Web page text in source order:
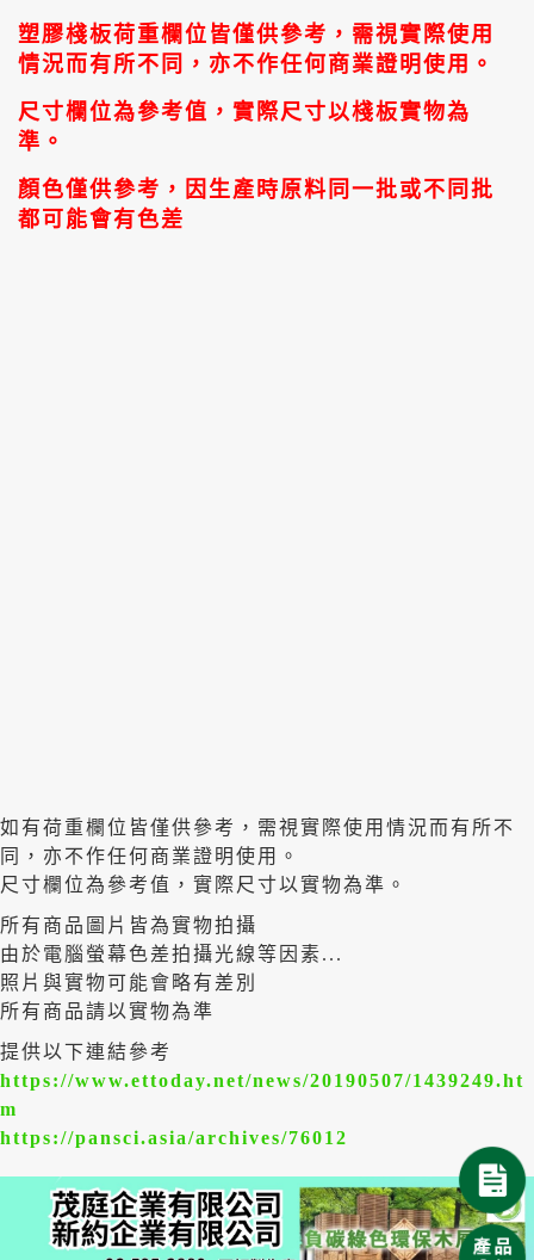
塑膠棧板荷重欄位皆僅供參考，需視實際使用
情況而有所不同，亦不作任何商業證明使用。
尺寸欄位為參考值，實際尺寸以棧板實物為
準。
顏色僅供參考，因生產時原料同一批或不同批
都可能會有色差
如有荷重欄位皆僅供參考，需視實際使用情況而有所不
同，亦不作任何商業證明使用。
尺寸欄位為參考值，實際尺寸以實物為準。
所有商品圖片皆為實物拍攝
由於電腦螢幕色差拍攝光線等因素...
照片與實物可能會略有差別
所有商品請以實物為準
提供以下連結參考
https://www.ettoday.net/news/20190507/1439249.ht
m
https://pansci.asia/archives/76012